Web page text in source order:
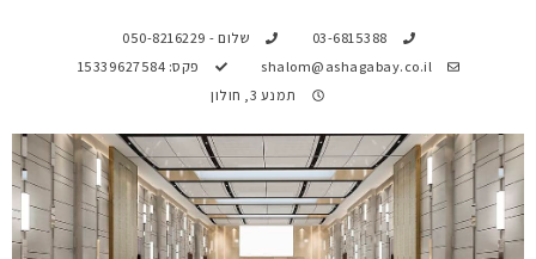
03-6815388
שלום - 050-8216229
shalom@ashagabay.co.il
פקס: 15339627584
תמנע 3, חולון